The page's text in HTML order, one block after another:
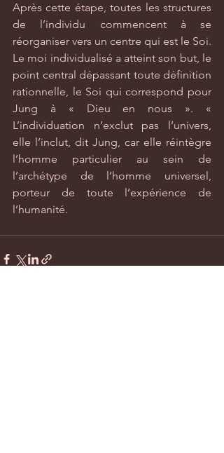
Après cette étape, toutes les structures
de l’individu commencent à se
réorganiser vers un centre qui est le Soi.
Le moi individualisé a atteint son but, le
point central dépassant toute définition
rationnelle, le Soi qui correspond pour
Jung à « Dieu en nous ». «
L’individuation n’exclut pas l’univers,
elle l’inclut, dit Jung, car elle réintègre
l’homme particulier au sein de
l’archétype de l’homme universel,
porteur de toute l’expérience de
l’humanité.